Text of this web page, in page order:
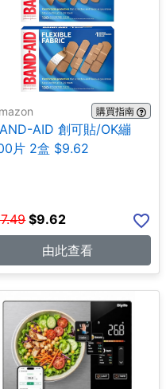
購買指南
AID 創可貼/OK繃
片 2盒 $9.62
$9.62
由此查看